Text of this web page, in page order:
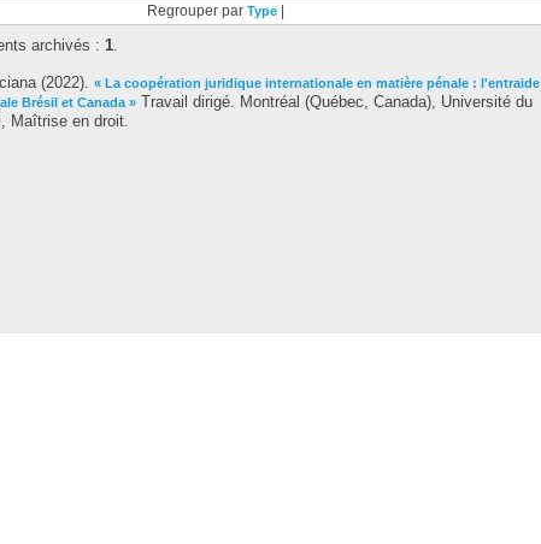
Regrouper par Type
archivés : 1.
(2022). « La coopération juridique internationale en matière pénale : l'entraide
Brésil et Canada » Travail dirigé. Montréal (Québec, Canada), Université du
Maîtrise en droit.